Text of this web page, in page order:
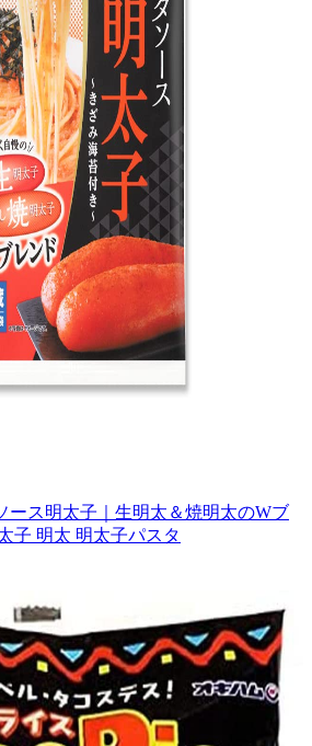
ース明太子｜生明太＆焼明太のWブ
子 明太 明太子パスタ